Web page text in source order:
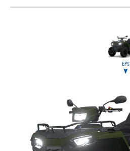
EPS